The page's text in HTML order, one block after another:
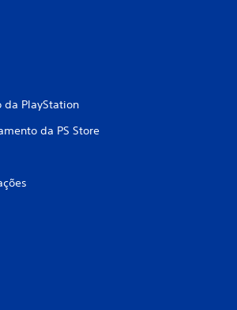
da PlayStation
da PS Store